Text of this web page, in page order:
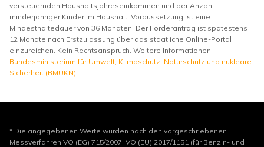
versteuernden Haushaltsjahreseinkommen und der Anzahl
minderjähriger Kinder im Haushalt. Voraussetzung ist eine
Mindesthaltedauer von 36 Monaten. Der Förderantrag ist spätestens
12 Monate nach Erstzulassung über das staatliche Online-Portal
einzureichen. Kein Rechtsanspruch. Weitere Informationen:
Bundesministerium für Umwelt, Klimaschutz, Naturschutz und nukleare
Sicherheit (BMUKN).
* Die angegebenen Werte wurden nach den vorgeschriebenen
Messverfahren VO (EG) 715/2007, VO (EU) 2017/1151 (für Benzin- und